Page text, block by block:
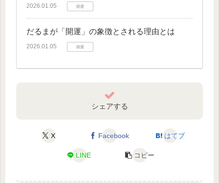
2026.01.05 開運
だるまが「開運」の象徴とされる理由とは
2026.01.05 開運
シェアする
X Facebook はてブ
LINE コピー